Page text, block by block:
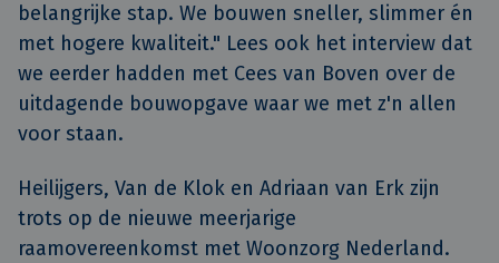
belangrijke stap. We bouwen sneller, slimmer én
met hogere kwaliteit." Lees ook het interview dat
we eerder hadden met Cees van Boven over de
uitdagende bouwopgave waar we met z'n allen
voor staan.
Heilijgers, Van de Klok en Adriaan van Erk zijn
trots op de nieuwe meerjarige
raamovereenkomst met Woonzorg Nederland.